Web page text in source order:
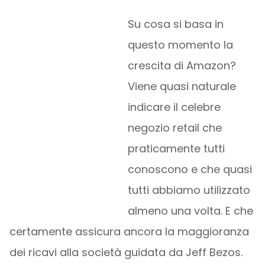
Su cosa si basa in
questo momento la
crescita di Amazon?
Viene quasi naturale
indicare il celebre
negozio retail che
praticamente tutti
conoscono e che quasi
tutti abbiamo utilizzato
almeno una volta. E che
certamente assicura ancora la maggioranza
dei ricavi alla società guidata da Jeff Bezos.